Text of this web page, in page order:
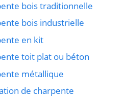
bois traditionnelle
bois industrielle
en kit
toit plat ou béton
métallique
de charpente